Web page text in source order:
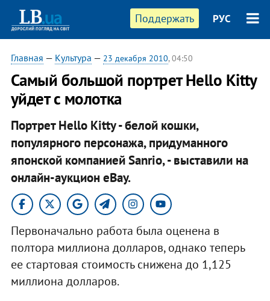
Поддержать РУС
Главная — Культура — 23 декабря 2010, 04:50
Самый большой портрет Hello Kitty
уйдет с молотка
Портрет Hello Kitty - белой кошки,
популярного персонажа, придуманного
японской компанией Sanrio, - выставили на
онлайн-аукцион eBay.
Первоначально работа была оценена в
полтора миллиона долларов, однако теперь
ее стартовая стоимость снижена до 1,125
миллиона долларов.